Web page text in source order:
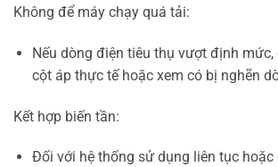
Không để máy chạy quá tải:
Nếu dòng điện tiêu thụ vượt định mức,
cột áp thực tế hoặc xem có bị nghẽn
Kết hợp biến tần:
Đối với hệ thống sử dụng liên tục hoặc